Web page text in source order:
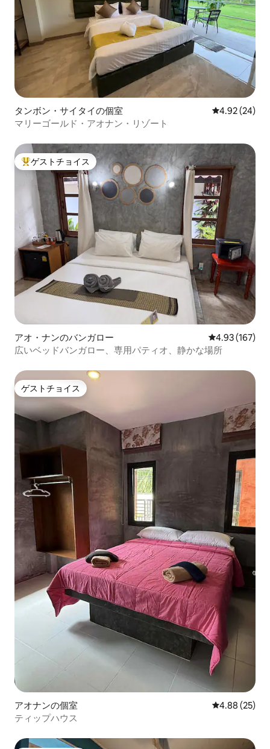
タンボン・サイタイの個室 レビュー24
4.92 (24)
マリーゴールド・アオナン・リゾート
大好評のゲストチョイスです。
ゲストチョイス
アオ・ナンのバンガロー レビュー167
4.93 (167)
広いベッドバンガロー、専用パティオ、静かな場所
ゲストチョイス
ゲストチョイス
アオナンの個室 レビュー25
4.88 (25)
ティップハウス